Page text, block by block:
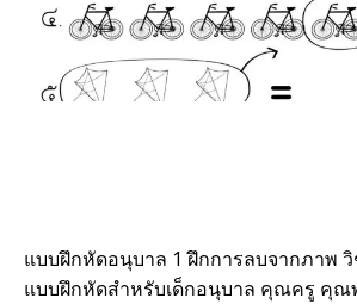
แบบฝึกหัดอนุบาล 1 ฝึกการลบจากภาพ
แบบฝึกหัดสำหรับเด็กอนุบาล คุณครู คุ